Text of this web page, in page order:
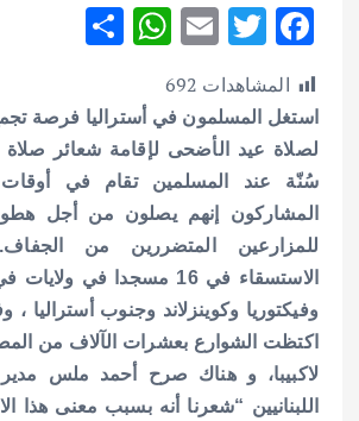
F
ac
e
b
o
o
k
T
w
it
te
r
E
m
ai
l
W
at
s
A
p
p
ar
e
المشاهدات 692
استغل المسلمون في أستراليا فرصة
لصلاة عيد الأضحى لإقامة شعائر
سُنّة عند المسلمين تقام في
المشاركون إنهم يصلون من أجل
للمزارعين المتضررين من
الاستسقاء في 16 مسجدا في
وفيكتوريا وكوينزلاند وجنوب أستراليا ، و
اكتظت الشوارع بعشرات الآلاف من
لاكبيبا، و هناك صرح أحمد ملس مدير
اللبنانيين “شعرنا أنه بسبب معنى هذا